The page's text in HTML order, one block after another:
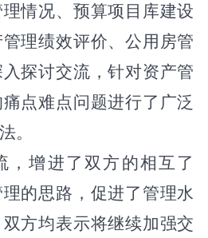
情况、预算项目库建设
理绩效评价、公用房管
探讨交流，针对资产管
点难点问题进行了广泛
。
，增进了双方的相互了
的思路，促进了管理水
方均表示将继续加强交